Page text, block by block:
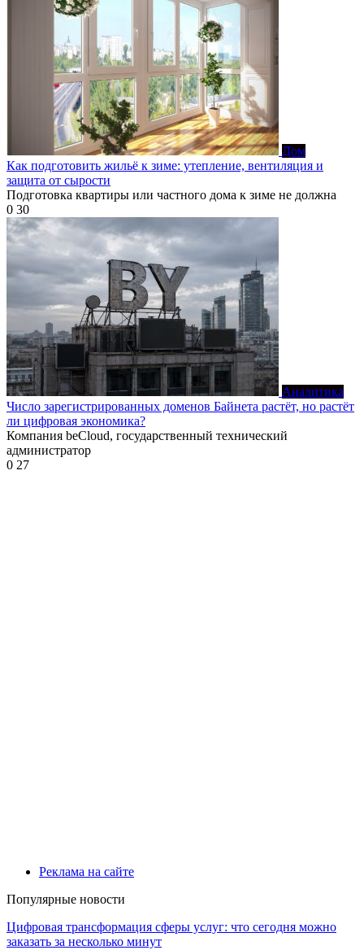
Дом
Как подготовить жильё к зиме: утепление, вентиляция и
защита от сырости
Подготовка квартиры или частного дома к зиме не должна
0 30
Аналитика
Число зарегистрированных доменов Байнета растёт, но растёт
ли цифровая экономика?
Компания beCloud, государственный технический
администратор
0 27
Реклама на сайте
Популярные новости
Цифровая трансформация сферы услуг: что сегодня можно
заказать за несколько минут